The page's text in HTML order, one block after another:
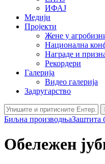
ИФАЈ
Медији
Пројекти
Жене у
Национална
Награде и
Рекордери
Галерија
Видео галерија
Задругарство
Биљна производњаЗаштита
Обележен